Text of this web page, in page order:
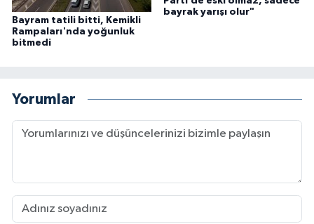
Bayram tatili bitti, Kemikli
Rampaları'nda yoğunluk
bitmedi
bayrak yarışı olur"
Yorumlar